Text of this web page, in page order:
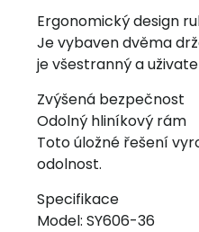
Ergonomický design
Je vybaven dvěma
je všestranný a
Zvýšená bezpečnost
Odolný hliníkový rám
Toto úložné řešení
odolnost.
Specifikace
Model: SY606-36